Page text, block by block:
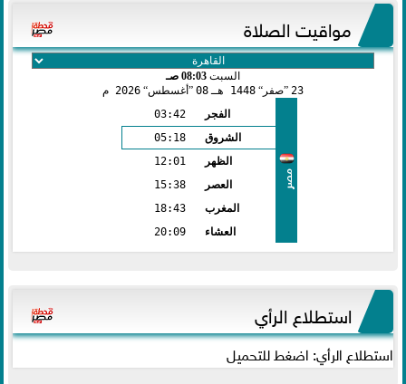
مواقيت الصلاة
السبت 08:03 صـ
23 صفر 1448 هـ 08 أغسطس 2026 م
مصر
الفجر
03:42
الشروق
05:18
الظهر
12:01
العصر
15:38
المغرب
18:43
العشاء
20:09
استطلاع الرأي
استطلاع الرأي: اضغط للتحميل